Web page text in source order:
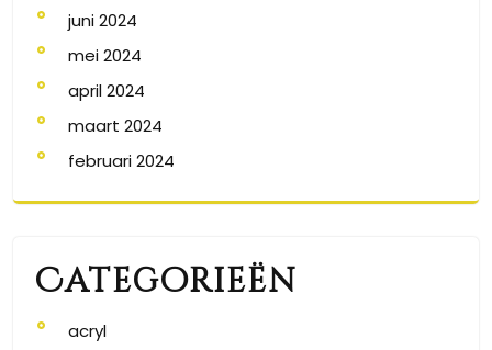
juni 2024
mei 2024
april 2024
maart 2024
februari 2024
Categorieën
acryl